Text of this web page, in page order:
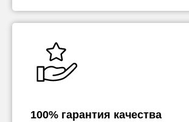
100% гарантия качества